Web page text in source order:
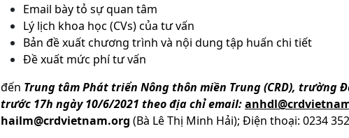
Email bày tỏ sự quan tâm
Lý lịch khoa học (CVs) của tư vấn
Bản đề xuất chương trình và nội dung tập huấn chi tiết
Đề xuất mức phí tư vấn
đến Trung tâm Phát triển Nông thôn miền Trung (CRD), trường
trước 17h ngày 10/6/2021 theo địa chỉ email:
hailm@crdvietnam.org (Bà Lê Thị Minh Hải); Điện thoại: 0234